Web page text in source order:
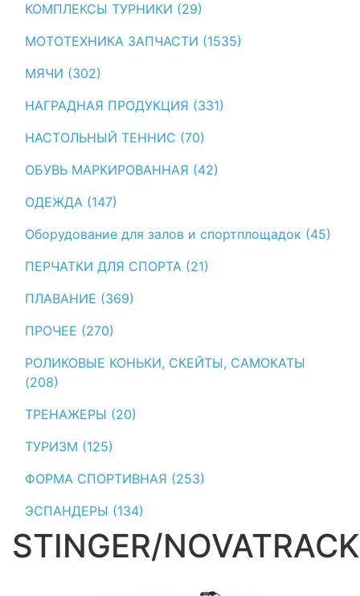
КОМПЛЕКСЫ ТУРНИКИ (29)
МОТОТЕХНИКА ЗАПЧАСТИ (1535)
МЯЧИ (302)
НАГРАДНАЯ ПРОДУКЦИЯ (331)
НАСТОЛЬНЫЙ ТЕННИС (70)
ОБУВЬ МАРКИРОВАННАЯ (42)
ОДЕЖДА (147)
Оборудование для залов и спортплощадок (45)
ПЕРЧАТКИ ДЛЯ СПОРТА (21)
ПЛАВАНИЕ (369)
ПРОЧЕЕ (270)
РОЛИКОВЫЕ КОНЬКИ, СКЕЙТЫ, САМОКАТЫ
(208)
ТРЕНАЖЕРЫ (20)
ТУРИЗМ (125)
ФОРМА СПОРТИВНАЯ (253)
ЭСПАНДЕРЫ (134)
STINGER/